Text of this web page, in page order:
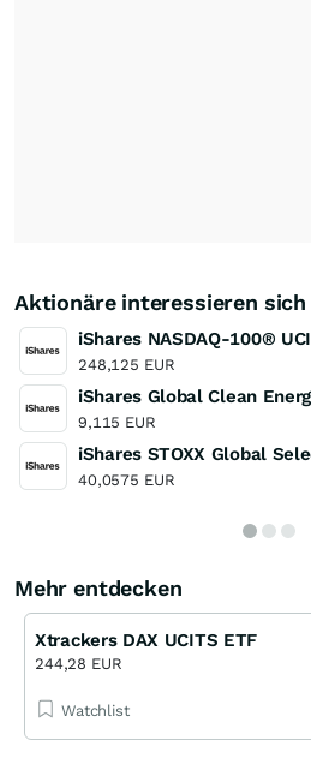
Aktionäre interessieren
248,125 EUR
9,115 EUR
40,0575 EUR
Mehr entdecken
Xtrackers DAX UCITS ETF
244,28 EUR
Watchlist